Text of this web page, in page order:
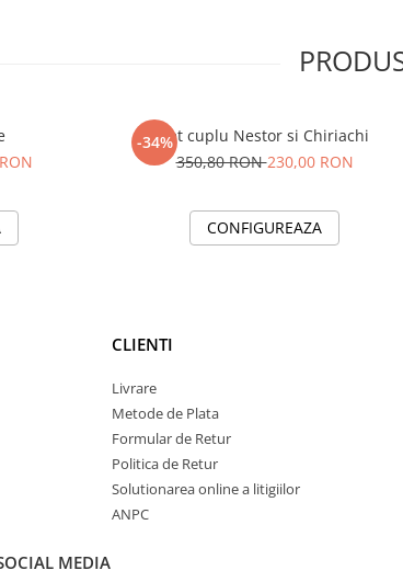
-34%Set cuplu Nestor si Chiriachi
350,80 RON230,00 RON
CONFIGUREAZA
CLIENTI
Livrare
Metode de Plata
Formular de Retur
Politica de Retur
Solutionarea online a litigiilor
ANPC
MEDIA